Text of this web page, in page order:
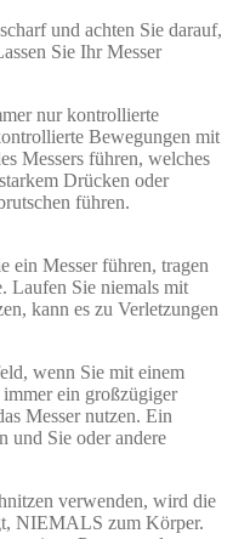
und achten Sie darauf,
Sie Ihr Messer
nur kontrollierte
Bewegungen mit
Messers führen, welches
Drücken oder
führen.
ein Messer führen, tragen
Laufen Sie niemals mit
kann es zu Verletzungen
wenn Sie mit einem
immer ein großzügiger
Messer nutzen. Ein
und Sie oder andere
verwenden, wird die
NIEMALS zum Körper.